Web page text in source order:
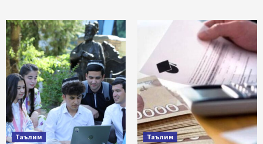
Таълим Таълим